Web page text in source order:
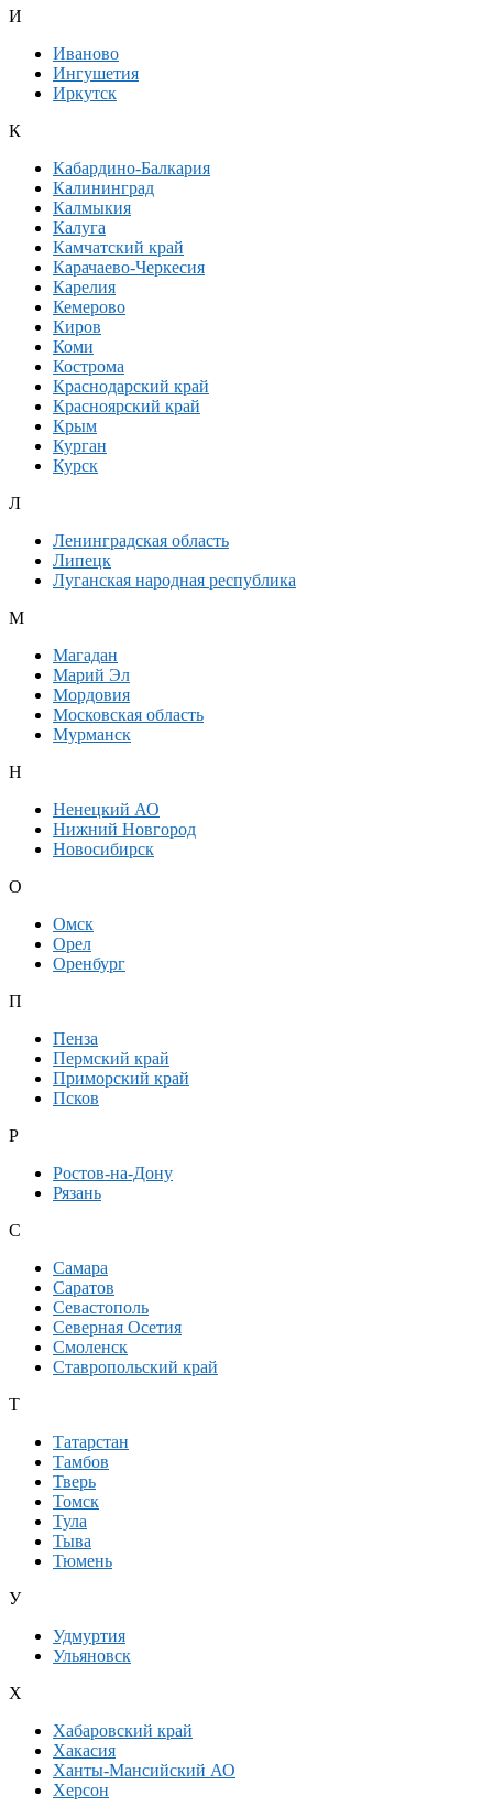
И
Иваново
Ингушетия
Иркутск
К
Кабардино-Балкария
Калининград
Калмыкия
Калуга
Камчатский край
Карачаево-Черкесия
Карелия
Кемерово
Киров
Коми
Кострома
Краснодарский край
Красноярский край
Крым
Курган
Курск
Л
Ленинградская область
Липецк
Луганская народная республика
М
Магадан
Марий Эл
Мордовия
Московская область
Мурманск
Н
Ненецкий АО
Нижний Новгород
Новосибирск
О
Омск
Орел
Оренбург
П
Пенза
Пермский край
Приморский край
Псков
Р
Ростов-на-Дону
Рязань
С
Самара
Саратов
Севастополь
Северная Осетия
Смоленск
Ставропольский край
Т
Татарстан
Тамбов
Тверь
Томск
Тула
Тыва
Тюмень
У
Удмуртия
Ульяновск
Х
Хабаровский край
Хакасия
Ханты-Мансийский АО
Херсон